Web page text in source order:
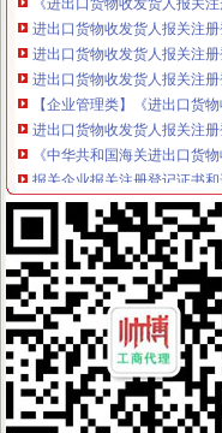
进出口货物收发货人报关注
进出口货物收发货人报关注
进出口货物收发货人报关注
【企业管理类】《进出口货
进出口货物收发货人报关注
《中华共和国海关进出口货
报关企业报关注册登记证书
报关企业及进出口货物收发
进出口货物收发货人报关注
上海如何办理进出口货物收
进出口货物收发货人报关注
中华共和国【海关进出口货
进出口货物收发货人报关注册
人代表变更：更新《中华共
《进出口货物收发货人报关注
办理“进出口货物收发货人报
进出口货物收发货人报关注